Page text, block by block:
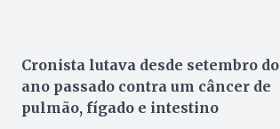
Cronista lutava desde setembro do
ano passado contra um câncer de
pulmão, fígado e intestino